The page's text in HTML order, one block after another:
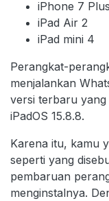
iPhone 7 Plus
iPad Air 2
iPad mini 4
Perangkat-
menjalankan
versi terbaru yang
iPadOS 15.8.8.
Karena itu, kamu
seperti yang
pembaruan
menginstalnya.